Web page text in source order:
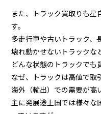
また、トラック買取りも星
す。
多走行車や古いトラック、
壊れ動かせないトラックな
どんな状態のトラックでも
なぜ、トラックは高値で取
海外（輸出）での需要が高
主に発展途上国では様々な